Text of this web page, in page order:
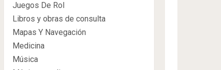
Juegos De Rol
Libros y obras de consulta
Mapas Y Navegación
Medicina
Música